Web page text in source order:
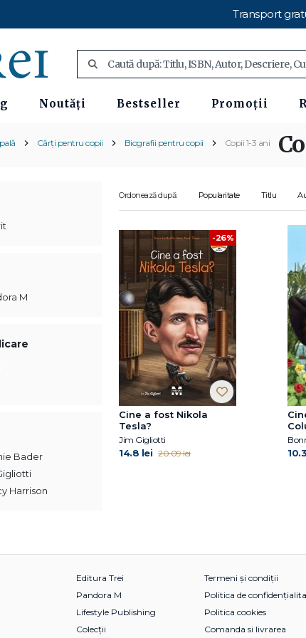
Transport
Noutăți Bestseller Promoții
Cărți pentru copii Biografii pentru copii Copii 1-3 ani
M
Bader
Harrison
Ordonează după: Popularitate Titlu
-26%
Cine a fost Nikola
Tesla?
Jim Gigliotti
14.8 lei 20.09 lei
Editura Trei
Pandora M
Lifestyle Publishing
Colecții
Termeni și condiții
Politica de
Politica cookies
Comanda si livrarea